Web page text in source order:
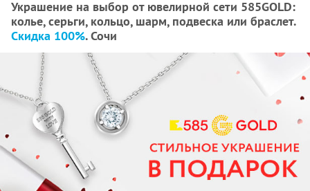
Украшение на выбор от ювелирной сети 585GOLD:
колье, серьги, кольцо, шарм, подвеска или браслет.
Скидка 100%. Сочи